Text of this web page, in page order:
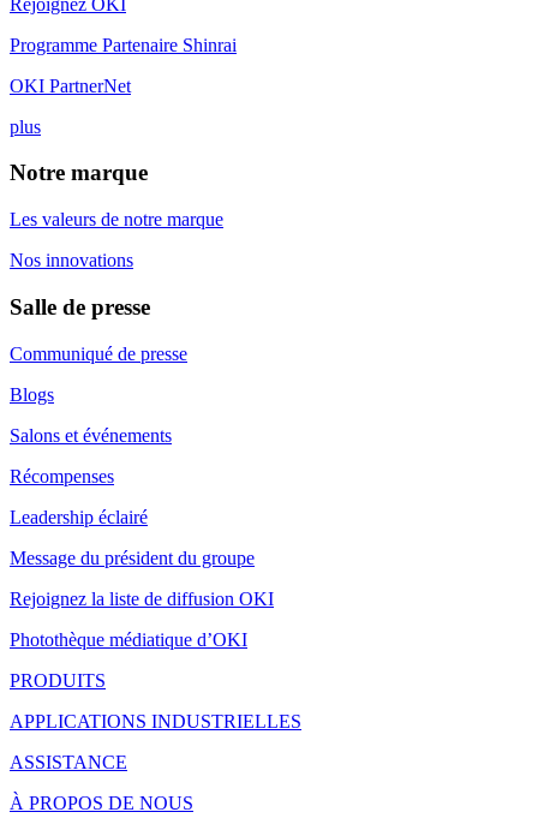
Programme Partenaire Shinrai
OKI PartnerNet
plus
Notre marque
Les valeurs de notre marque
Nos innovations
Salle de presse
Communiqué de presse
Blogs
Salons et événements
Récompenses
Leadership éclairé
Message du président du groupe
Rejoignez la liste de diffusion OKI
Photothèque médiatique d’OKI
PRODUITS
APPLICATIONS INDUSTRIELLES
ASSISTANCE
À PROPOS DE NOUS